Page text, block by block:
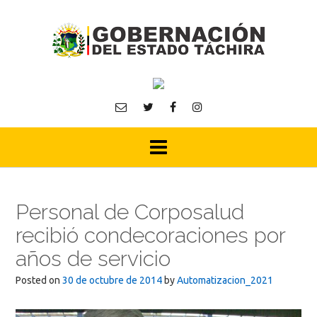
Personal de Corposalud
recibió condecoraciones por
años de servicio
Posted on 30 de octubre de 2014 byAutomatizacion_2021